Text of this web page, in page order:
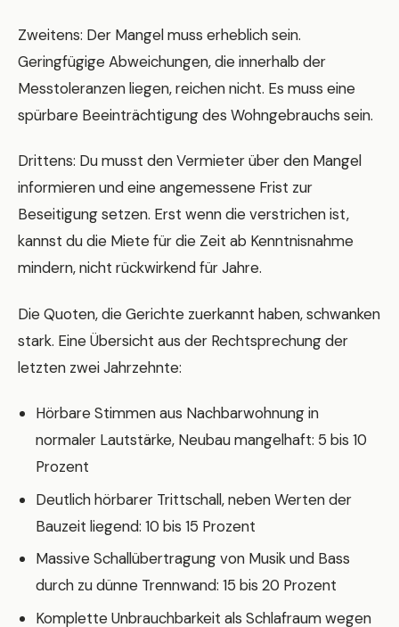
Zweitens: Der Mangel muss erheblich sein.
Geringfügige Abweichungen, die innerhalb der
Messtoleranzen liegen, reichen nicht. Es muss eine
spürbare Beeinträchtigung des Wohngebrauchs sein.
Drittens: Du musst den Vermieter über den Mangel
informieren und eine angemessene Frist zur
Beseitigung setzen. Erst wenn die verstrichen ist,
kannst du die Miete für die Zeit ab Kenntnisnahme
mindern, nicht rückwirkend für Jahre.
Die Quoten, die Gerichte zuerkannt haben, schwanken
stark. Eine Übersicht aus der Rechtsprechung der
letzten zwei Jahrzehnte:
Hörbare Stimmen aus Nachbarwohnung in
normaler Lautstärke, Neubau mangelhaft: 5 bis 10
Prozent
Deutlich hörbarer Trittschall, neben Werten der
Bauzeit liegend: 10 bis 15 Prozent
Massive Schallübertragung von Musik und Bass
durch zu dünne Trennwand: 15 bis 20 Prozent
Komplette Unbrauchbarkeit als Schlafraum wegen